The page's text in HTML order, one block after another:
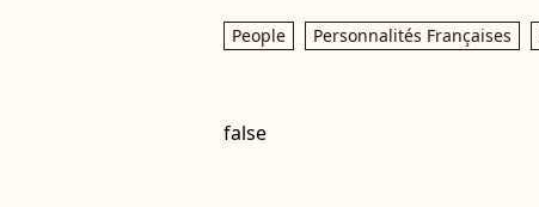
People Personnalités Françaises
false